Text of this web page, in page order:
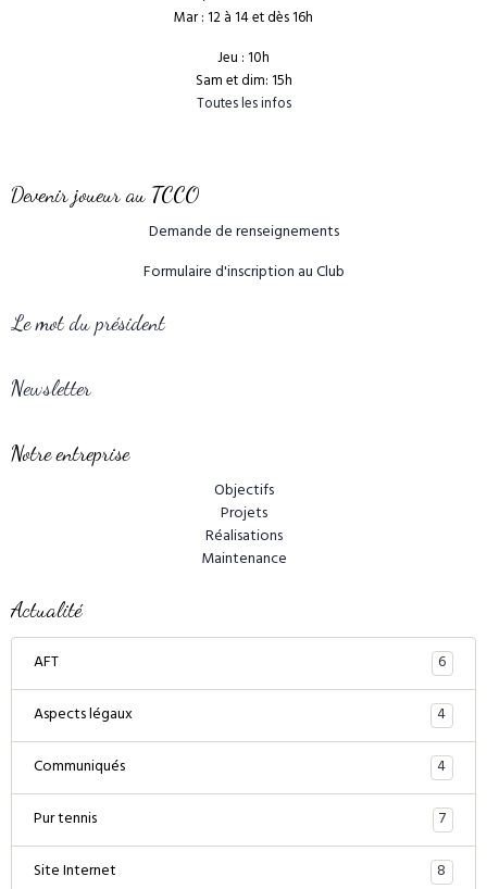
Mar : 12 à 14 et dès 16h
Jeu : 10h
Sam et dim: 15h
Toutes les infos
Devenir joueur au TCCO
Demande de renseignements
Formulaire d'inscription au Club
Le mot du président
Newsletter
Notre entreprise
Objectifs
Projets
Réalisations
Maintenance
Actualité
AFT
6
Aspects légaux
4
Communiqués
4
Pur tennis
7
Site Internet
8